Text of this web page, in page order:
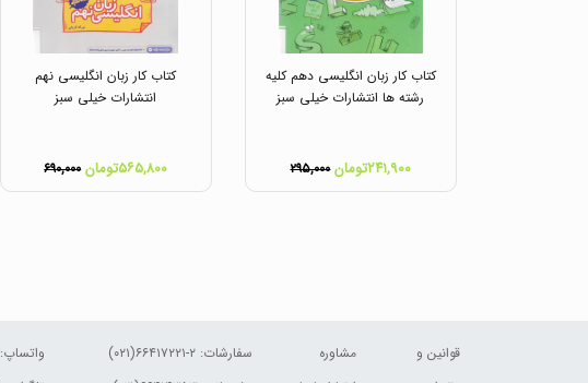
کتاب کار زبان انگلیسی دهم کلیه
رشته ها انتشارات خیلی سبز
۲۴۱,۹۰۰تومان ۲۹۵,۰۰۰
کتاب کار زبان انگلیسی نهم
انتشارات خیلی سبز
۵۶۵,۸۰۰تومان ۶۹۰,۰۰۰
قوانین و مشاوره سفارشات: ۲-۶۶۴۱۷۲۲۱(۰۲۱) واتساپ: ۰۹۱۲۴۵۰۳۸۴۸